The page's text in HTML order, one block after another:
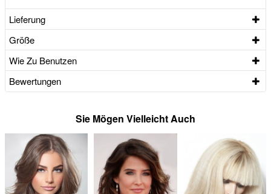
Lieferung
Größe
Wie Zu Benutzen
Bewertungen
Sie Mögen Vielleicht Auch